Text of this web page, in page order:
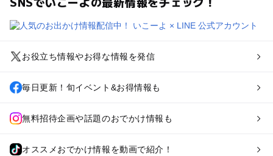
お役立ち情報やお得な情報を発信
毎日更新！旬イベント&お得情報も
無料招待企画や話題のおでかけ情報も
オススメおでかけ情報を動画で紹介！